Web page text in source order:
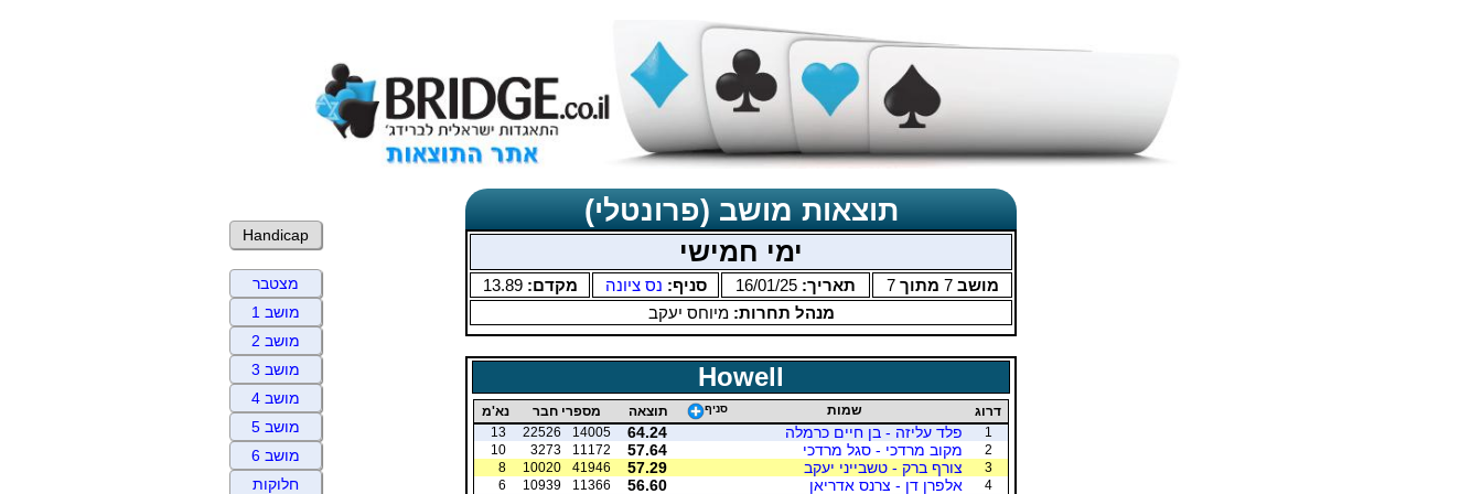
תוצאות מושב (פרונטלי)
ימי חמישי
מושב7 מתוך7 תאריך: 16/01/25 סניף: נס ציונה מקדם:13.89
מנהל תחרות:מיוחס יעקב
Howell
דרוג שמות סניף תוצאה מספרי חבר
נא'מ
1
פלד עליזה - בן חיים כרמלה 64.24
14005
22526
13
2
מקוב מרדכי - סגל מרדכי 57.64
11172
3273
10
3
צורף ברק - טשבייני יעקב 57.29
41946
10020
8
4
אלפרן דן - צרנס אדריאן 56.60
11366
10939
6
Handicap
מצטבר
מושב 1
מושב 2
מושב 3
מושב 4
מושב 5
מושב 6
חלוקות